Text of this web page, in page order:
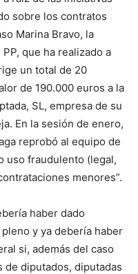
sobre los contratos
Marina Bravo, la
que ha realizado a
un total de 20
de 190.000 euros a la
SL, empresa de su
En la sesión de enero,
reprobó al equipo de
uso fraudulento (legal,
menores”.
haber dado
y ya debería haber
si, además del caso
de diputados, diputadas